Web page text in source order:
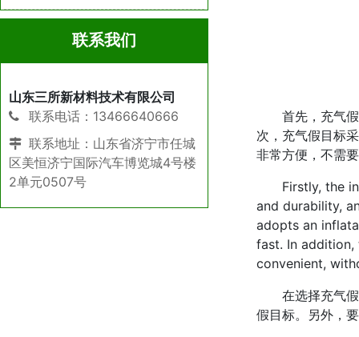
首先，充气假
次，充气假目标
非常方便，不需
Firstly, the
and durability,
adopts an
fast. In addition,
convenient,
在选择充气假
假目标。另外，
联系我们
山东三所新材料技术有限公司
联系电话：13466640666
联系地址：山东省济宁市任城
区美恒济宁国际汽车博览城4号楼
2单元0507号